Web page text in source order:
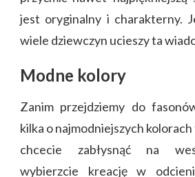
jest oryginalny i charakterny.
wiele dziewczyn ucieszy ta
Modne kolory
Zanim przejdziemy do
kilka o najmodniejszych
chcecie zabłysnąć na
wybierzcie kreację w